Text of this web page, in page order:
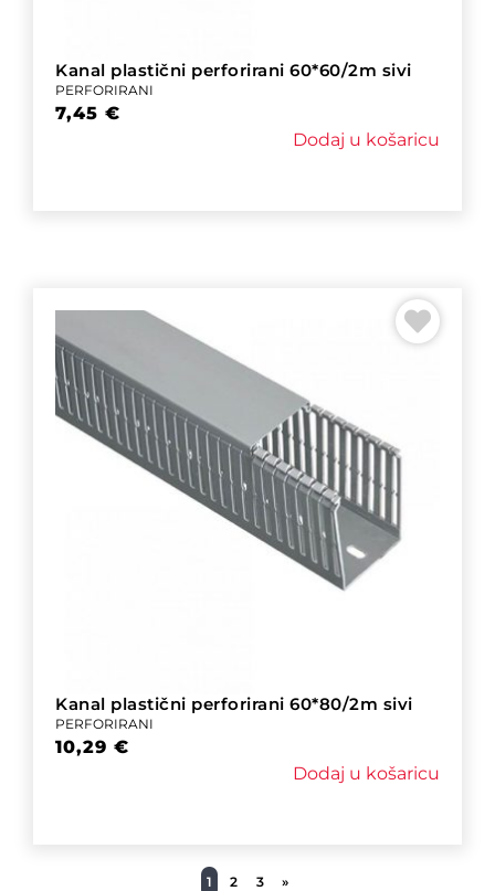
Kanal plastični perforirani 60*60/2m sivi
PERFORIRANI
7,45 €
Dodaj u košaricu
Kanal plastični perforirani 60*80/2m sivi
PERFORIRANI
10,29 €
Dodaj u košaricu
1 2 3 »